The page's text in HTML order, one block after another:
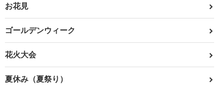
お花見
ゴールデンウィーク
花火大会
夏休み（夏祭り）